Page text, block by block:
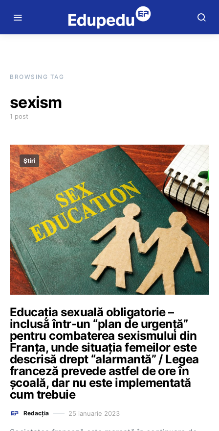
BROWSING TAG
sexism
1 post
Știri
Educația sexuală obligatorie –
inclusă într-un “plan de urgență”
pentru combaterea sexismului din
Franța, unde situația femeilor este
descrisă drept “alarmantă” / Legea
franceză prevede astfel de ore în
școală, dar nu este implementată
cum trebuie
Redacția 25 ianuarie 2023